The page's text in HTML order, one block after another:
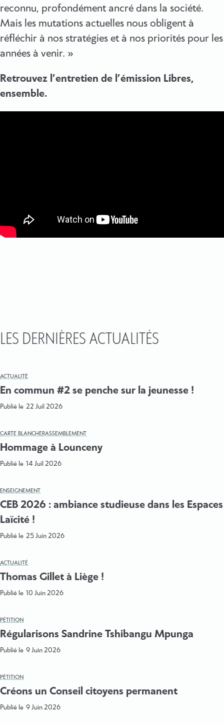
reconnu, profondément ancré dans la société.
Mais les mutations actuelles nous obligent à
réfléchir à nos stratégies et à nos priorités pour les
années à venir. »
Retrouvez l’entretien de l’émission Libres,
ensemble.
LES DERNIÈRES ACTUALITÉS
ACTUALITÉ
En commun #2 se penche sur la jeunesse !
Publié le 22 Juil 2026
CARTE BLANCHERASSEMBLEMENT
Hommage à Lounceny
Publié le 14 Juil 2026
ENSEIGNEMENT
CEB 2026 : ambiance studieuse dans les Espaces
Laïcité !
Publié le 25 Juin 2026
ACTUALITÉ
Thomas Gillet à Liège !
Publié le 10 Juin 2026
PÉTITION
Régularisons Sandrine Tshibangu Mpunga
Publié le 9 Juin 2026
PÉTITION
Créons un Conseil citoyens permanent
Publié le 9 Juin 2026